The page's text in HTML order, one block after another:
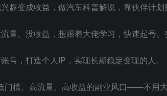
趣变成收益，做汽车科普解说，靠伙伴计划
量、没收益，想跟着大佬学习，快速起号、
号，打造个人IP，实现长期稳定变现的人。
门槛、高流量、高收益的副业风口——不用